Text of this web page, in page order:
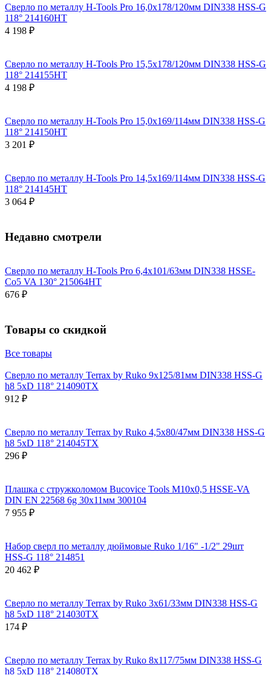
Сверло по металлу H-Tools Pro 16,0x178/120мм DIN338 HSS-G
118° 214160HT
4 198 ₽
Сверло по металлу H-Tools Pro 15,5x178/120мм DIN338 HSS-G
118° 214155HT
4 198 ₽
Сверло по металлу H-Tools Pro 15,0x169/114мм DIN338 HSS-G
118° 214150HT
3 201 ₽
Сверло по металлу H-Tools Pro 14,5x169/114мм DIN338 HSS-G
118° 214145HT
3 064 ₽
Недавно смотрели
Сверло по металлу H-Tools Pro 6,4x101/63мм DIN338 HSSE-
Co5 VA 130° 215064HT
676 ₽
Товары со скидкой
Все товары
Сверло по металлу Terrax by Ruko 9x125/81мм DIN338 HSS-G
h8 5xD 118° 214090TX
912 ₽
Сверло по металлу Terrax by Ruko 4,5x80/47мм DIN338 HSS-G
h8 5xD 118° 214045TX
296 ₽
Плашка с стружколомом Bucovice Tools М10х0,5 HSSE-VA
DIN EN 22568 6g 30х11мм 300104
7 955 ₽
Набор сверл по металлу дюймовые Ruko 1/16" -1/2" 29шт
HSS-G 118° 214851
20 462 ₽
Сверло по металлу Terrax by Ruko 3x61/33мм DIN338 HSS-G
h8 5xD 118° 214030TX
174 ₽
Сверло по металлу Terrax by Ruko 8x117/75мм DIN338 HSS-G
h8 5xD 118° 214080TX